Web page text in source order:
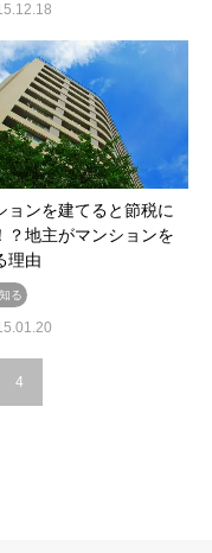
ョンを建てると節税に
？地主がマンションを
理由
る
4